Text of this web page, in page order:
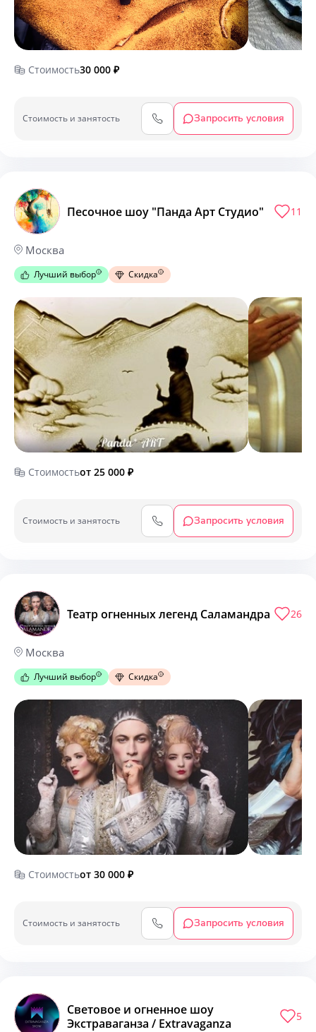
Стоимость30 000 ₽
Cтоимость и занятость Запросить условия
Песочное шоу "Панда Арт Студио"
Москва
11
Лучший выбор Скидка
Стоимостьот 25 000 ₽
Cтоимость и занятость Запросить условия
Театр огненных легенд Саламандра
Москва
26
Лучший выбор Скидка
Стоимостьот 30 000 ₽
Cтоимость и занятость Запросить условия
Световое и огненное шоу
Экстраваганза / Extravaganza
5